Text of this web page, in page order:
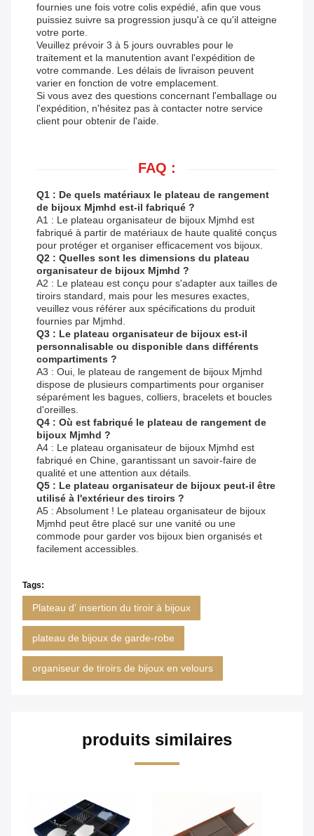
fournies une fois votre colis expédié, afin que vous
puissiez suivre sa progression jusqu'à ce qu'il atteigne
votre porte.
Veuillez prévoir 3 à 5 jours ouvrables pour le
traitement et la manutention avant l'expédition de
votre commande. Les délais de livraison peuvent
varier en fonction de votre emplacement.
Si vous avez des questions concernant l'emballage ou
l'expédition, n'hésitez pas à contacter notre service
client pour obtenir de l'aide.
FAQ :
Q1 : De quels matériaux le plateau de rangement
de bijoux Mjmhd est-il fabriqué ?
A1 : Le plateau organisateur de bijoux Mjmhd est
fabriqué à partir de matériaux de haute qualité conçus
pour protéger et organiser efficacement vos bijoux.
Q2 : Quelles sont les dimensions du plateau
organisateur de bijoux Mjmhd ?
A2 : Le plateau est conçu pour s'adapter aux tailles de
tiroirs standard, mais pour les mesures exactes,
veuillez vous référer aux spécifications du produit
fournies par Mjmhd.
Q3 : Le plateau organisateur de bijoux est-il
personnalisable ou disponible dans différents
compartiments ?
A3 : Oui, le plateau de rangement de bijoux Mjmhd
dispose de plusieurs compartiments pour organiser
séparément les bagues, colliers, bracelets et boucles
d'oreilles.
Q4 : Où est fabriqué le plateau de rangement de
bijoux Mjmhd ?
A4 : Le plateau organisateur de bijoux Mjmhd est
fabriqué en Chine, garantissant un savoir-faire de
qualité et une attention aux détails.
Q5 : Le plateau organisateur de bijoux peut-il être
utilisé à l'extérieur des tiroirs ?
A5 : Absolument ! Le plateau organisateur de bijoux
Mjmhd peut être placé sur une vanité ou une
commode pour garder vos bijoux bien organisés et
facilement accessibles.
Tags:
Plateau d' insertion du tiroir à bijoux
plateau de bijoux de garde-robe
organiseur de tiroirs de bijoux en velours
produits similaires